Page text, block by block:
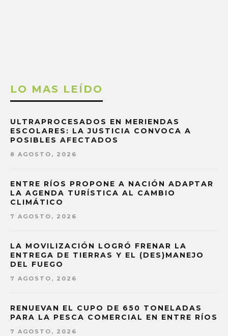
LO MAS LEÍDO
ULTRAPROCESADOS EN MERIENDAS
ESCOLARES: LA JUSTICIA CONVOCA A
POSIBLES AFECTADOS
8 AGOSTO, 2026
ENTRE RÍOS PROPONE A NACIÓN ADAPTAR
LA AGENDA TURÍSTICA AL CAMBIO
CLIMÁTICO
7 AGOSTO, 2026
LA MOVILIZACIÓN LOGRÓ FRENAR LA
ENTREGA DE TIERRAS Y EL (DES)MANEJO
DEL FUEGO
7 AGOSTO, 2026
RENUEVAN EL CUPO DE 650 TONELADAS
PARA LA PESCA COMERCIAL EN ENTRE RÍOS
7 AGOSTO, 2026